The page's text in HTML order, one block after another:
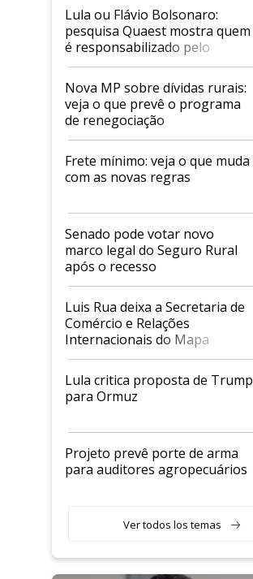
Lula ou Flávio Bolsonaro:
pesquisa Quaest mostra quem
é responsabilizado pelo
tarifaço dos EUA
Nova MP sobre dívidas rurais:
veja o que prevê o programa
de renegociação
Frete mínimo: veja o que muda
com as novas regras
Senado pode votar novo
marco legal do Seguro Rural
após o recesso
Luis Rua deixa a Secretaria de
Comércio e Relações
Internacionais do Mapa
Lula critica proposta de Trump
para Ormuz
Projeto prevê porte de arma
para auditores agropecuários
Ver todos los temas